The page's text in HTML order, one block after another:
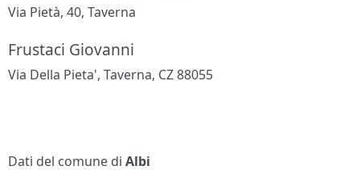
Via Pietà, 40, Taverna
Frustaci Giovanni
Via Della Pieta', Taverna, CZ 88055
Dati del comune diAlbi